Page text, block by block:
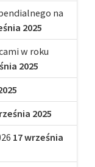
na
2025
w roku
2025
2025
17 września